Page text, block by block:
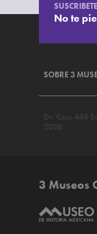
SUSCRIBETE
No te
SOBRE 3
3 Museos